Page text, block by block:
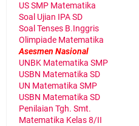
US SMP Matematika
Soal Ujian IPA SD
Soal Tenses B.Inggris
Olimpiade Matematika
Asesmen Nasional
UNBK Matematika SMP
USBN Matematika SD
UN Matematika SMP
USBN Matematika SD
Penilaian Tgh. Smt.
Matematika Kelas 8/II